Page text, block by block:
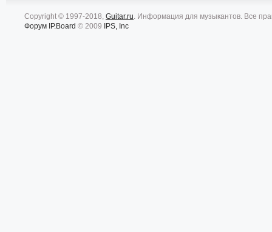
Copyright © 1997-2018, Guitar.ru. Информация для музыкантов. Все
Форум IP.Board © 2009 IPS, Inc